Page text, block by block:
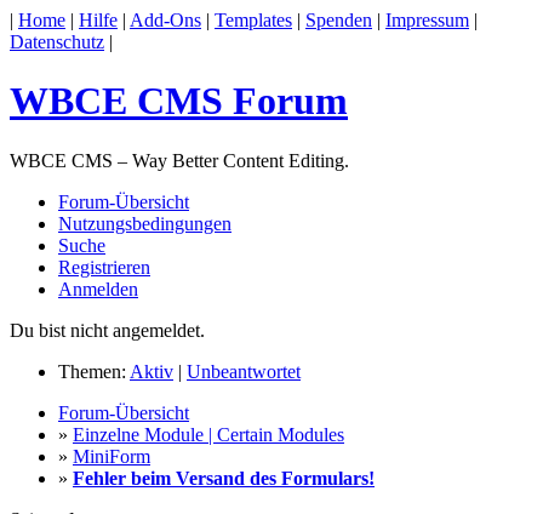
| Home | Hilfe | Add-Ons | Templates | Spenden | Impressum |
Datenschutz |
WBCE CMS Forum
WBCE CMS – Way Better Content Editing.
Forum-Übersicht
Nutzungsbedingungen
Suche
Registrieren
Anmelden
Du bist nicht angemeldet.
Themen: Aktiv | Unbeantwortet
Forum-Übersicht
» Einzelne Module | Certain Modules
» MiniForm
» Fehler beim Versand des Formulars!